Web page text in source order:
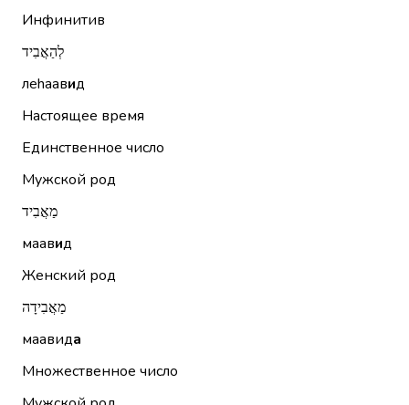
Инфинитив
לְהַאֲבִיד
леhаавид
Настоящее время
Единственное число
Мужской род
מַאֲבִיד
маавид
Женский род
מַאֲבִידָה
маавида
Множественное число